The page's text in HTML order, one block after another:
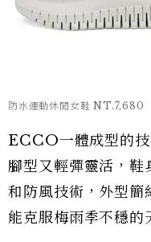
防水運動休閒女鞋 NT.7,680
ECCO一體成型的
腳型又輕彈靈活，
和防風技術，外型簡
能克服梅雨季不穩的